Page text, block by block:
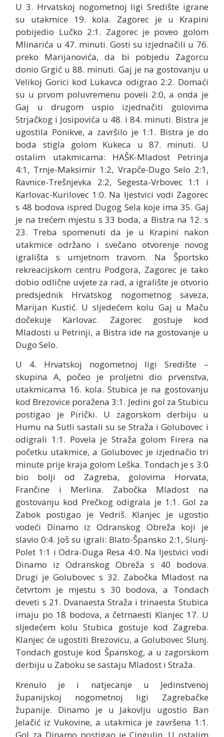
U 3. Hrvatskoj nogometnoj ligi Središte igrane
su utakmice 19. kola. Zagorec je u Krapini
pobijedio Lučko 2:1. Zagorec je poveo golom
Mlinarića u 47. minuti. Gosti su izjednačili u 76.
preko Marijanovića, da bi pobjedu Zagorcu
donio Grgić u 88. minuti. Gaj je na gostovanju u
Velikoj Gorici kod Lukavca odigrao 2:2. Domaći
su u prvom poluvremenu poveli 2:0, a onda je
Gaj u drugom uspio izjednačiti golovima
Strjačkog i Josipovića u 48. i 84. minuti. Bistra je
ugostila Ponikve, a završilo je 1:1. Bistra je do
boda stigla golom Kukeca u 87. minuti. U
ostalim utakmicama: HAŠK-Mladost Petrinja
4:1, Trnje-Maksimir 1:2, Vrapče-Dugo Selo 2:1,
Ravnice-Trešnjevka 2:2, Segesta-Vrbovec 1:1 i
Karlovac-Kurilovec 1:0. Na ljestvici vodi Zagorec
s 48 bodova ispred Dugog Sela koje ima 35. Gaj
je na trećem mjestu s 33 boda, a Bistra na 12. s
23. Treba spomenuti da je u Krapini nakon
utakmice održano i svečano otvorenje novog
igrališta s umjetnom travom. Na Športsko
rekreacijskom centru Podgora, Zagorec je tako
dobio odlične uvjete za rad, a igralište je otvorio
predsjednik Hrvatskog nogometnog saveza,
Marijan Kustić. U sljedećem kolu Gaj u Maču
dočekuje Karlovac. Zagorec gostuje kod
Mladosti u Petrinji, a Bistra ide na gostovanje u
Dugo Selo.
U 4. Hrvatskoj nogometnoj ligi Središte –
skupina A, počeo je proljetni dio prvenstva,
utakmicama 16. kola. Stubica je na gostovanju
kod Brezovice poražena 3:1. Jedini gol za Stubicu
postigao je Pirički. U zagorskom derbiju u
Humu na Sutli sastali su se Straža i Golubovec i
odigrali 1:1. Povela je Straža golom Firera na
početku utakmice, a Golubovec je izjednačio tri
minute prije kraja golom Leška. Tondach je s 3:0
bio bolji od Zagreba, golovima Horvata,
Frančine i Merlina. Zabočka Mladost na
gostovanju kod Prečkog odigrala je 1:1. Gol za
Zabok postigao je Vedriš. Klanjec je ugostio
vodeći Dinamo iz Odranskog Obreža koji je
slavio 0:4. Još su igrali: Blato-Špansko 2:1, Slunj-
Polet 1:1 i Odra-Duga Resa 4:0. Na ljestvici vodi
Dinamo iz Odranskog Obreža s 40 bodova.
Drugi je Golubovec s 32. Zabočka Mladost na
četvrtom je mjestu s 30 bodova, a Tondach
deveti s 21. Dvanaesta Straža i trinaesta Stubica
imaju po 18 bodova, a četrnaesti Klanjec 17. U
sljedećem kolu Stubica gostuje kod Zagreba.
Klanjec će ugostiti Brezovicu, a Golubovec Slunj.
Tondach gostuje kod Španskog, a u zagorskom
derbiju u Zaboku se sastaju Mladost i Straža.
Krenulo je i natjecanje u Jedinstvenoj
županijskoj nogometnoj ligi Zagrebačke
županije. Dinamo je u Jakovlju ugostio Ban
Jelačić iz Vukovine, a utakmica je završena 1:1.
Gol za Dinamo postigao je Cingulin. U ostalim